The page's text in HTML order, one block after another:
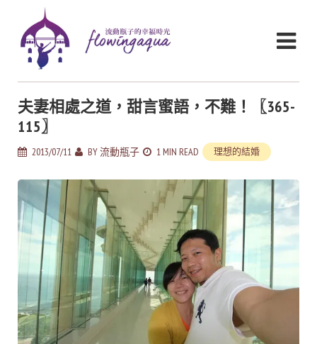
夫妻相處之道，甜言蜜語，不難！〖365-
115〗
2013/07/11 BY流動瓶子 1 MIN READ 理想的結婚